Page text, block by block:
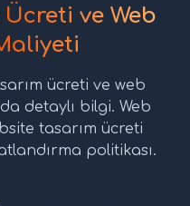
Ücreti ve Web
ücreti ve web
detaylı bilgi. Web
tasarım ücreti
politikası.